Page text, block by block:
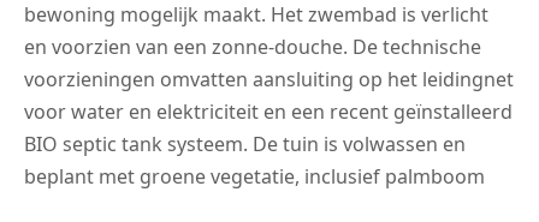
bewoning mogelijk maakt. Het zwembad is verlicht
en voorzien van een zonne-douche. De technische
voorzieningen omvatten aansluiting op het leidingnet
voor water en elektriciteit en een recent geïnstalleerd
BIO septic tank systeem. De tuin is volwassen en
beplant met groene vegetatie, inclusief palmboom